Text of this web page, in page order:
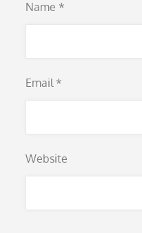
Name *
Email *
Website